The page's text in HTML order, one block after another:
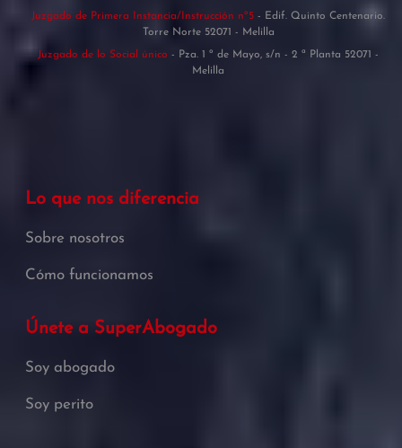
Juzgado de Primera Instancia/Instrucción nº5 - Edif. Quinto Centenario.
Torre Norte 52071 - Melilla
Juzgado de lo Social único - Pza. 1 º de Mayo, s/n - 2 ª Planta 52071 -
Melilla
Lo que nos diferencia
Sobre nosotros
Cómo funcionamos
Únete a SuperAbogado
Soy abogado
Soy perito